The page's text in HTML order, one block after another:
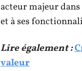
acteur majeur
et à ses
Lire également :
valeur